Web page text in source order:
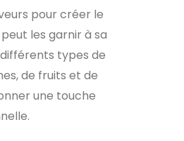
pour créer le
les garnir à sa
types de
de fruits et de
une touche